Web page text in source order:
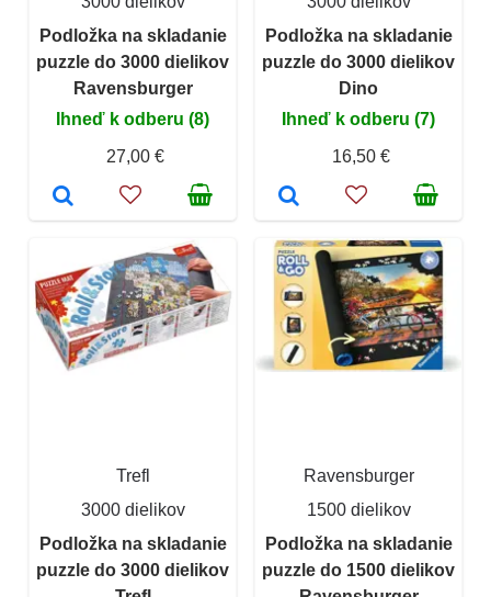
Podložka na skladanie
puzzle do 3000 dielikov
Ravensburger
Ihneď k odberu (8)
27,00 €
Podložka na skladanie
puzzle do 3000 dielikov
Dino
Ihneď k odberu (7)
16,50 €
Trefl
3000 dielikov
Podložka na skladanie
puzzle do 3000 dielikov
Ravensburger
1500 dielikov
Podložka na skladanie
puzzle do 1500 dielikov